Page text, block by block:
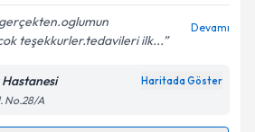
işlenmesine ilişkin
ve kişisel verilerimin belirtilen
teşekkurler.tedavileri ilk...
Devamı
Haritada Göster
No.28/A